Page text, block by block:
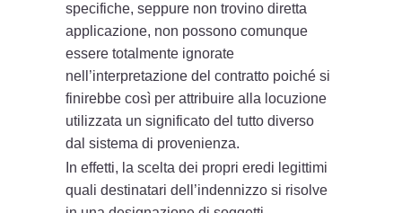
specifiche, seppure non trovino diretta
applicazione, non possono comunque
essere totalmente ignorate
nell’interpretazione del contratto poiché si
finirebbe così per attribuire alla locuzione
utilizzata un significato del tutto diverso
dal sistema di provenienza.
In effetti, la scelta dei propri eredi legittimi
quali destinatari dell’indennizzo si risolve